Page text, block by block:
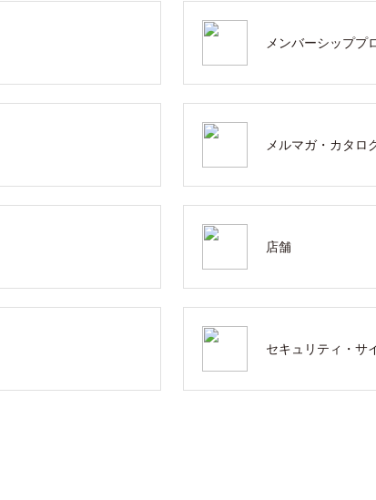
メンバーシッププ
メルマガ・カタロ
店舗
セキュリティ・サ